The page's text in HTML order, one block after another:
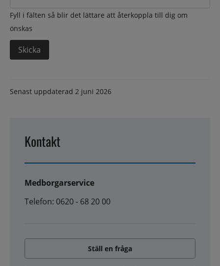
Fyll i fälten så blir det lättare att återkoppla till dig om
önskas
Senast uppdaterad 2 juni 2026
Kontakt
Medborgarservice
Telefon: 0620 - 68 20 00
Ställ en fråga